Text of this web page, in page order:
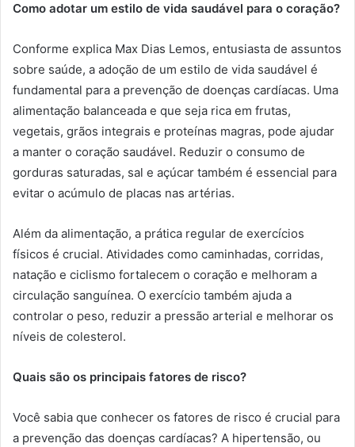
Como adotar um estilo de vida saudável para o coração?
Conforme explica Max Dias Lemos, entusiasta de assuntos
sobre saúde, a adoção de um estilo de vida saudável é
fundamental para a prevenção de doenças cardíacas. Uma
alimentação balanceada e que seja rica em frutas,
vegetais, grãos integrais e proteínas magras, pode ajudar
a manter o coração saudável. Reduzir o consumo de
gorduras saturadas, sal e açúcar também é essencial para
evitar o acúmulo de placas nas artérias.
Além da alimentação, a prática regular de exercícios
físicos é crucial. Atividades como caminhadas, corridas,
natação e ciclismo fortalecem o coração e melhoram a
circulação sanguínea. O exercício também ajuda a
controlar o peso, reduzir a pressão arterial e melhorar os
níveis de colesterol.
Quais são os principais fatores de risco?
Você sabia que conhecer os fatores de risco é crucial para
a prevenção das doenças cardíacas? A hipertensão, ou